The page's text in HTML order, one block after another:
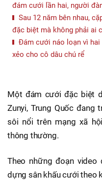
đám cưới lần hai, người
Sau 12 năm bên nhau,
đặc biệt mà không phải ai
Đám cưới náo loạn vì
xẻo cho cô dâu chú rể
Một đám cưới đặc biệt
Zunyi, Trung Quốc đang
sôi nổi trên mạng xã
thông thường.
Theo những đoạn
dựng sân khấu cưới theo